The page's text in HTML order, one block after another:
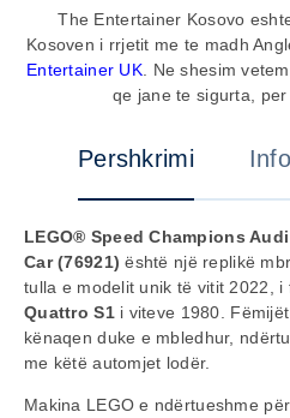
The Entertainer Kosovo
Kosoven i rrjetit me te madh
Entertainer UK . Ne shesim
qe jane te sigurta, per
Pershkrimi
LEGO® Speed Champions
Car (76921) është një replikë
tulla e modelit unik të vitit 2022, i
Quattro S1i viteve 1980.
kënaqen duke e mbledhur,
me këtë automjet lodër.
Makina LEGO e ndërtueshme